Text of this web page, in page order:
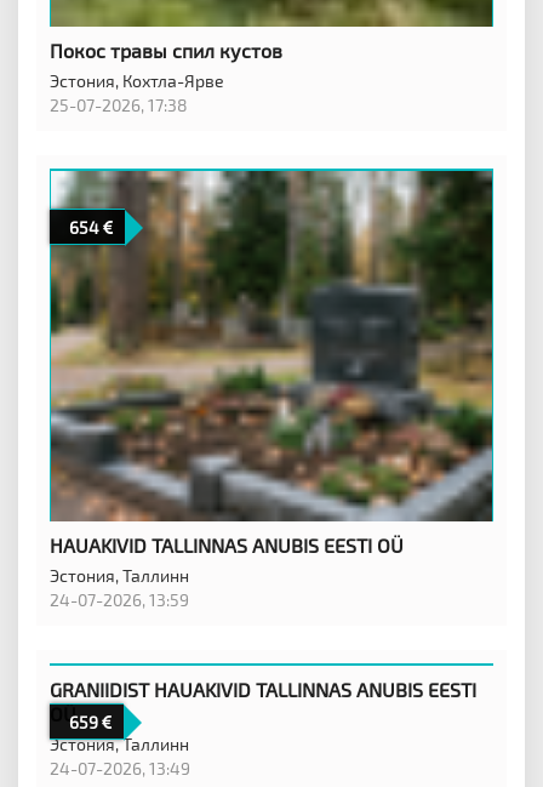
Покос травы спил кустов
Эстония, Кохтла-Ярве
25-07-2026, 17:38
654
HAUAKIVID TALLINNAS ANUBIS EESTI OÜ
Эстония,Таллинн
24-07-2026, 13:59
659
GRANIIDIST HAUAKIVID TALLINNAS ANUBIS EESTI
OÜ
Эстония,Таллинн
24-07-2026, 13:49